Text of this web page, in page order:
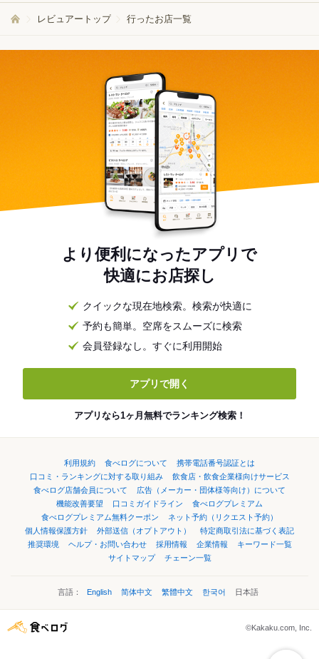
レビュアートップ 行ったお店一覧
より便利になったアプリで
快適にお店探し
クイックな現在地検索。検索が快適に
予約も簡単。空席をスムーズに検索
会員登録なし。すぐに利用開始
アプリで開く
アプリなら1ヶ月無料でランキング検索！
利用規約 食べログについて
携帯電話番号認証とは
口コミ・ランキングに対する取り組み
飲食店・飲食企業様向けサービス
食べログ店舗会員について
広告（メーカー・団体様等向け）について
機能改善要望
口コミガイドライン
食べログプレミアム
食べログプレミアム無料クーポン
ネット予約（リクエスト予約）
個人情報保護方針
外部送信（オプトアウト）
特定商取引法に基づく表記
推奨環境
ヘルプ・お問い合わせ 採用情報 企業情報
キーワード一覧
サイトマップ
チェーン一覧
言語： English 简体中文 繁體中文 한국어 日本語
©Kakaku.com, Inc.